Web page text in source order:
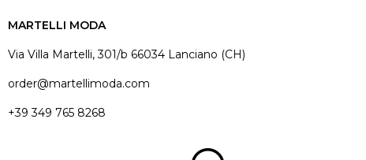
MARTELLI MODA
Via Villa Martelli, 301/b 66034 Lanciano (CH)
order@martellimoda.com
+39 349 765 8268